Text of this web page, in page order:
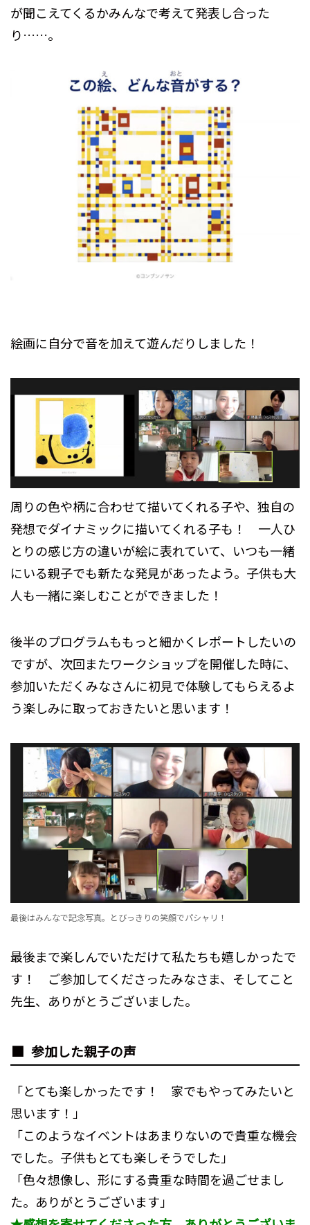
が聞こえてくるかみんなで考えて発表し合った
り……。
絵画に自分で音を加えて遊んだりしました！
周りの色や柄に合わせて描いてくれる子や、独自の
発想でダイナミックに描いてくれる子も！ 一人ひ
とりの感じ方の違いが絵に表れていて、いつも一緒
にいる親子でも新たな発見があったよう。子供も大
人も一緒に楽しむことができました！
後半のプログラムももっと細かくレポートしたいの
ですが、次回またワークショップを開催した時に、
参加いただくみなさんに初見で体験してもらえるよ
う楽しみに取っておきたいと思います！
最後はみんなで記念写真。とびっきりの笑顔でパシャリ！
最後まで楽しんでいただけて私たちも嬉しかったで
す！ ご参加してくださったみなさま、そしてこと
先生、ありがとうございました。
参加した親子の声
「とても楽しかったです！ 家でもやってみたいと
思います！」
「このようなイベントはあまりないので貴重な機会
でした。子供もとても楽しそうでした」
「色々想像し、形にする貴重な時間を過ごせまし
た。ありがとうございます」